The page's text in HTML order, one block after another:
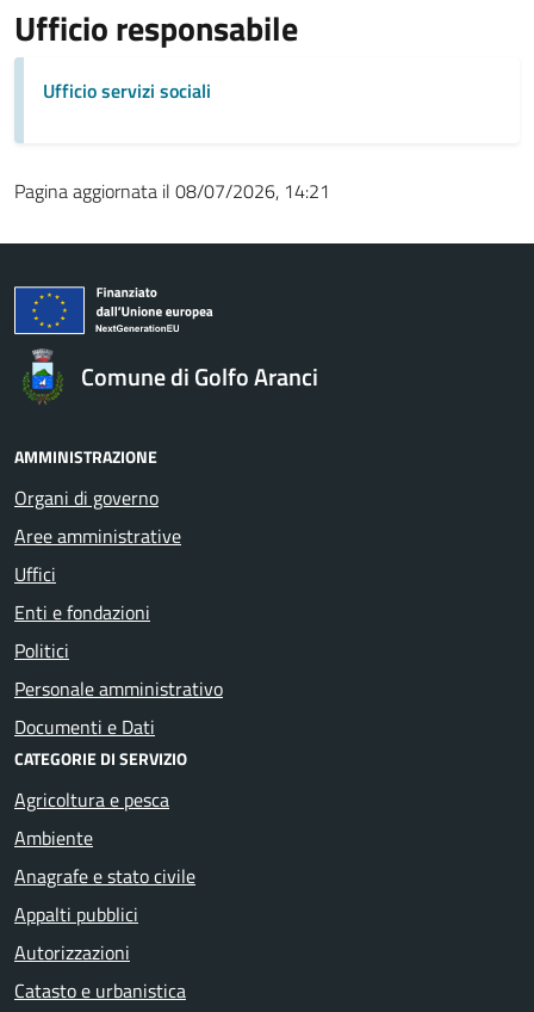
Ufficio responsabile
Ufficio servizi sociali
Pagina aggiornata il 08/07/2026, 14:21
Comune di Golfo Aranci
AMMINISTRAZIONE
Organi di governo
Aree amministrative
Uffici
Enti e fondazioni
Politici
Personale amministrativo
Documenti e Dati
CATEGORIE DI SERVIZIO
Agricoltura e pesca
Ambiente
Anagrafe e stato civile
Appalti pubblici
Autorizzazioni
Catasto e urbanistica